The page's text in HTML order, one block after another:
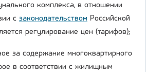
комплекса, в отношении
с законодательством Российской
регулирование цен (тарифов);
за содержание многоквартирного
в соответствии с жилищным